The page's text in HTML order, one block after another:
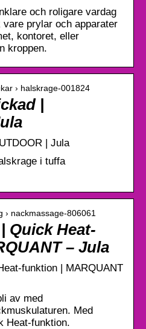
och roligare vardag
prylar och apparater
kontoret, eller
kroppen.
› halskrage-001824
|
| Jula
i tuffa
› nackmassage-806061
Quick Heat-
– Jula
funktion | MARQUANT
av med
Med
Heat-funktion.